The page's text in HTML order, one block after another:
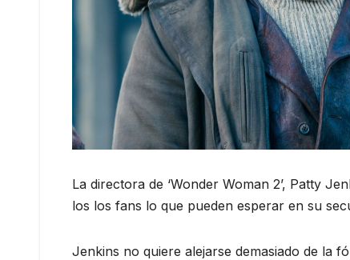
La directora de ‘Wonder Woman 2’, Patty
los los fans lo que pueden esperar en su
Jenkins no quiere alejarse demasiado de la